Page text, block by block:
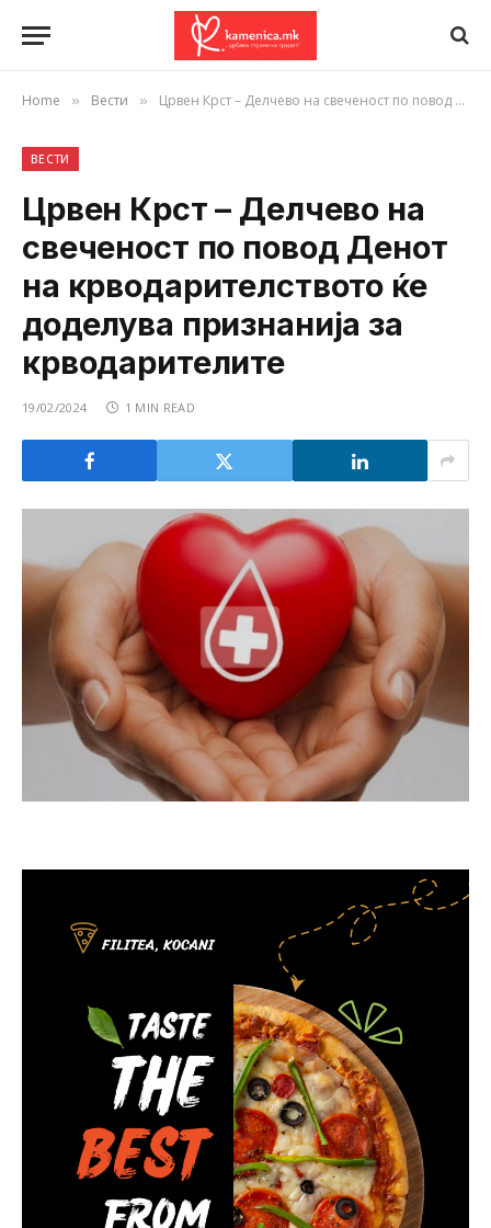
Home » Вести » Црвен Крст – Делчево на свеченост по повод Денот на крводарителството ќе доделува признанија за крводарителите
ВЕСТИ
Црвен Крст – Делчево на
свеченост по повод Денот
на крводарителството ќе
доделува признанија за
крводарителите
19/02/2024 1 MIN READ